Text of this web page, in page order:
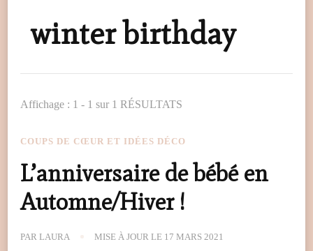
winter birthday
Affichage : 1 - 1 sur 1 RÉSULTATS
COUPS DE CŒUR ET IDÉES DÉCO
L’anniversaire de bébé en
Automne/Hiver !
PAR LAURA MISE À JOUR LE 17 MARS 2021